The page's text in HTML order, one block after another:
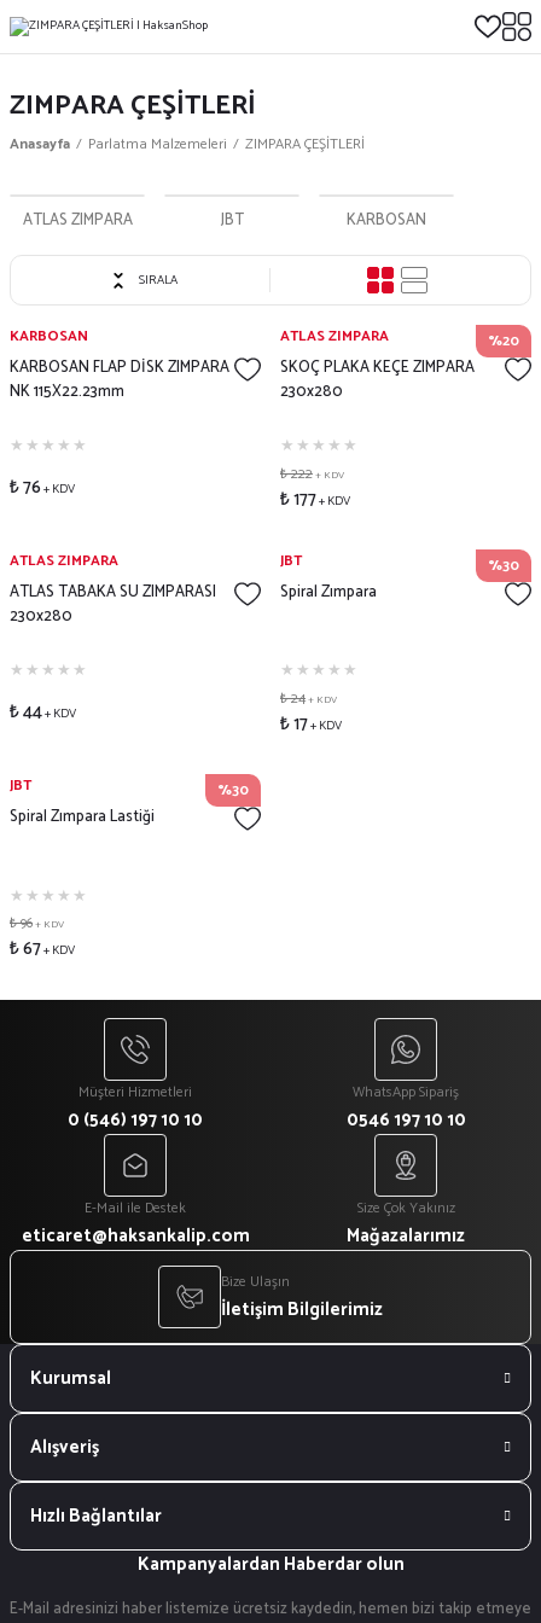
ZIMPARA ÇEŞİTLERİ
Anasayfa Parlatma Malzemeleri ZIMPARA ÇEŞİTLERİ
ATLAS ZIMPARA JBT KARBOSAN
SIRALA
KARBOSAN
KARBOSAN FLAP DİSK ZIMPARA
NK 115X22.23mm
₺ 76+ KDV
%20
ATLAS ZIMPARA
SKOÇ PLAKA KEÇE ZIMPARA
230x280
₺ 222+ KDV
₺ 177+ KDV
ATLAS ZIMPARA
ATLAS TABAKA SU ZIMPARASI
230x280
₺ 44+ KDV
%30
JBT
Spiral Zımpara
₺ 24+ KDV
₺ 17+ KDV
%30
JBT
Spiral Zımpara Lastiği
₺ 96+ KDV
₺ 67+ KDV
Müşteri Hizmetleri
0 (546) 197 10 10
WhatsApp Sipariş
0546 197 10 10
E-Mail ile Destek
eticaret@haksankalip.com
Size Çok Yakınız
Mağazalarımız
Bize Ulaşın
İletişim Bilgilerimiz
Kurumsal
Alışveriş
Hızlı Bağlantılar
Kampanyalardan Haberdar olun
E-Mail adresinizi haber listemize ücretsiz kaydedin, hemen bizi takip etmeye